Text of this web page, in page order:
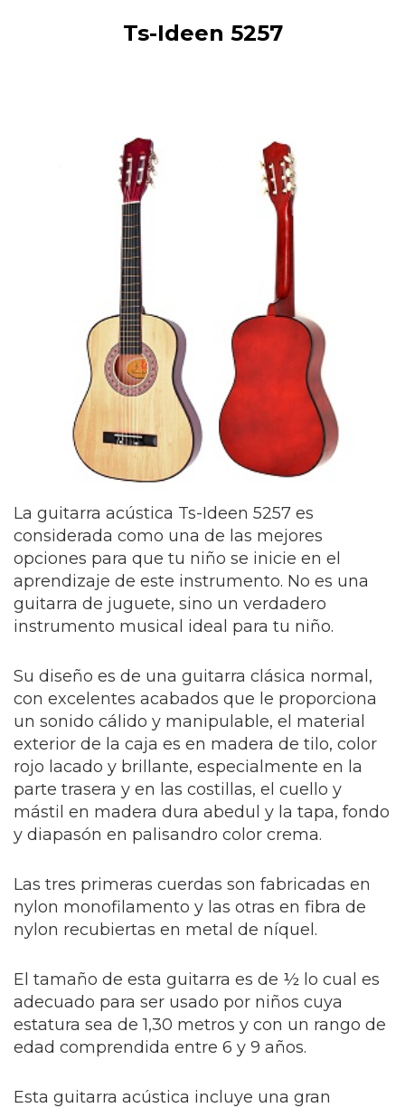
Ts-Ideen 5257
La guitarra acústica Ts-Ideen 5257 es
considerada como una de las mejores
opciones para que tu niño se inicie en el
aprendizaje de este instrumento. No es una
guitarra de juguete, sino un verdadero
instrumento musical ideal para tu niño.
Su diseño es de una guitarra clásica normal,
con excelentes acabados que le proporciona
un sonido cálido y manipulable, el material
exterior de la caja es en madera de tilo, color
rojo lacado y brillante, especialmente en la
parte trasera y en las costillas, el cuello y
mástil en madera dura abedul y la tapa, fondo
y diapasón en palisandro color crema.
Las tres primeras cuerdas son fabricadas en
nylon monofilamento y las otras en fibra de
nylon recubiertas en metal de níquel.
El tamaño de esta guitarra es de ½ lo cual es
adecuado para ser usado por niños cuya
estatura sea de 1,30 metros y con un rango de
edad comprendida entre 6 y 9 años.
Esta guitarra acústica incluye una gran